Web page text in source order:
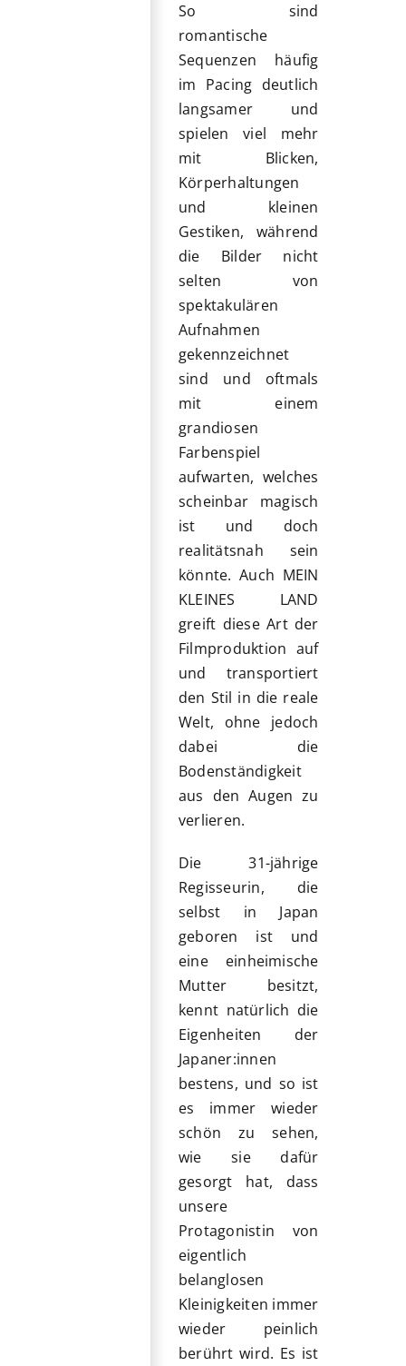
So sind
romantische
Sequenzen häufig
im Pacing deutlich
langsamer und
spielen viel mehr
mit Blicken,
Körperhaltungen
und kleinen
Gestiken, während
die Bilder nicht
selten von
spektakulären
Aufnahmen
gekennzeichnet
sind und oftmals
mit einem
grandiosen
Farbenspiel
aufwarten, welches
scheinbar magisch
ist und doch
realitätsnah sein
könnte. Auch MEIN
KLEINES LAND
greift diese Art der
Filmproduktion auf
und transportiert
den Stil in die reale
Welt, ohne jedoch
dabei die
Bodenständigkeit
aus den Augen zu
verlieren.
Die 31-jährige
Regisseurin, die
selbst in Japan
geboren ist und
eine einheimische
Mutter besitzt,
kennt natürlich die
Eigenheiten der
Japaner:innen
bestens, und so ist
es immer wieder
schön zu sehen,
wie sie dafür
gesorgt hat, dass
unsere
Protagonistin von
eigentlich
belanglosen
Kleinigkeiten immer
wieder peinlich
berührt wird. Es ist